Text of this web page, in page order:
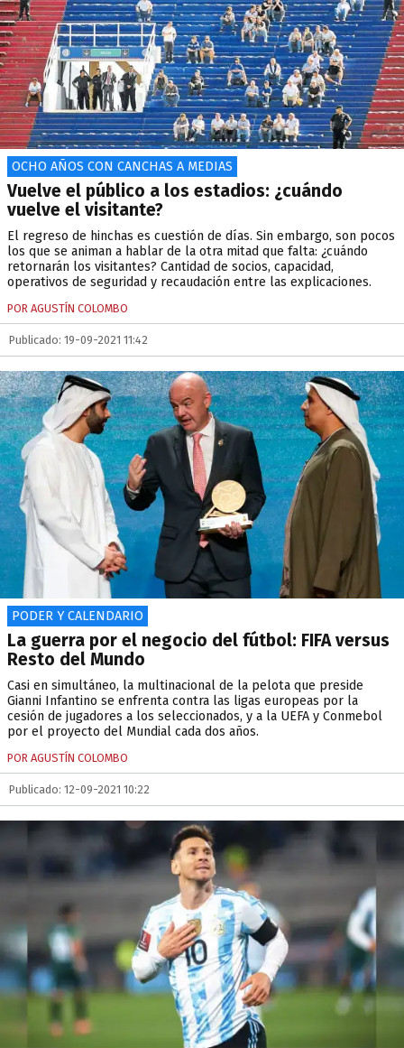
OCHO AÑOS CON CANCHAS A MEDIAS
Vuelve el público a los estadios: ¿cuándo
vuelve el visitante?
El regreso de hinchas es cuestión de días. Sin embargo, son pocos
los que se animan a hablar de la otra mitad que falta: ¿cuándo
retornarán los visitantes? Cantidad de socios, capacidad,
operativos de seguridad y recaudación entre las explicaciones.
POR AGUSTÍN COLOMBO
Publicado: 19-09-2021 11:42
PODER Y CALENDARIO
La guerra por el negocio del fútbol: FIFA versus
Resto del Mundo
Casi en simultáneo, la multinacional de la pelota que preside
Gianni Infantino se enfrenta contra las ligas europeas por la
cesión de jugadores a los seleccionados, y a la UEFA y Conmebol
por el proyecto del Mundial cada dos años.
POR AGUSTÍN COLOMBO
Publicado: 12-09-2021 10:22